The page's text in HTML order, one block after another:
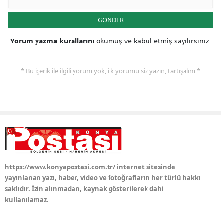
Zonguldak
Bayburt
Bartın
GÖNDER
Yorum yazma kurallarını okumuş ve kabul etmiş sayılırsınız
* Bu içerik ile ilgili yorum yok, ilk yorumu siz yazın, tartışalım *
https://www.konyapostasi.com.tr/ internet sitesinde
yayınlanan yazı, haber, video ve fotoğrafların her türlü hakkı
saklıdır. İzin alınmadan, kaynak gösterilerek dahi
kullanılamaz.